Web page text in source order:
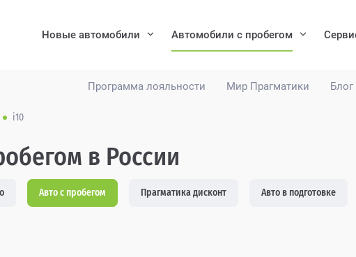
Программа лояльности Мир Прагматики Блог
Новые автомобили Автомобили с пробегом
i10
в России
Авто с пробегом Прагматика дисконт Авто в подготовке